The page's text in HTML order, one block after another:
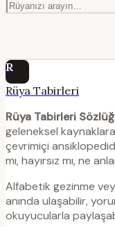
R
Rüya Tabirleri
Rüya Tabirleri
geleneksel
çevrimiçi
mı, hayırsız mı, ne
Alfabetik gezinme
anında ulaşabilir,
okuyucularla